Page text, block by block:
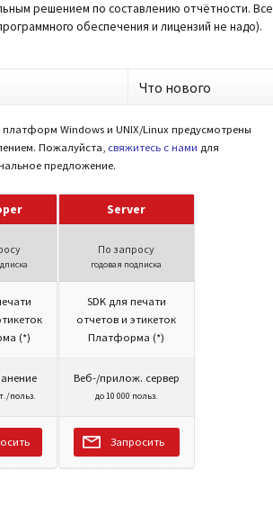
решением по составлению отчётности. Все
обеспечения и лицензий не надо).
Что нового
Windows и UNIX/Linux предусмотрены
Пожалуйста, свяжитесь с нами для
предложение.
(*)
польз.
Server
По запросу
годовая подписка
SDK для печати
отчетов и этикеток
Платформа (*)
Веб-/прилож. сервер
до 10 000 польз.
Запросить